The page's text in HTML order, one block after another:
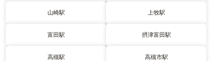
山崎駅 上牧駅
富田駅 摂津富田駅
高槻駅 高槻市駅